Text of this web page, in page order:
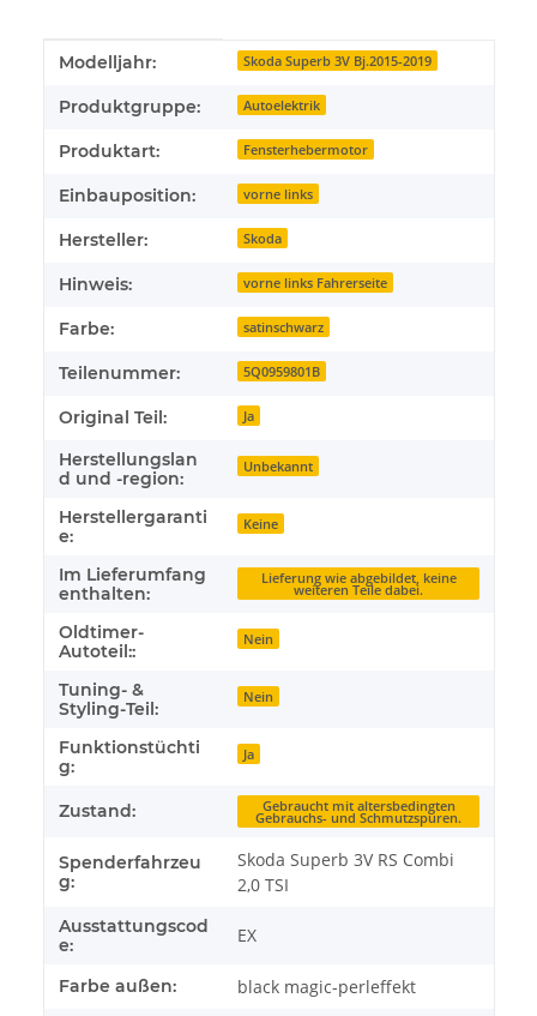
Produkteigenschaft
Wert
Modelljahr: Skoda Superb 3V Bj.2015-2019
Produktgruppe: Autoelektrik
Produktart: Fensterhebermotor
Einbauposition: vorne links
Hersteller: Skoda
Hinweis: vorne links Fahrerseite
Farbe: satinschwarz
Teilenummer: 5Q0959801B
Original Teil: Ja
Herstellungslan
d und -region:
Unbekannt
Herstellergaranti
e:
Keine
Im Lieferumfang
enthalten:
Lieferung wie abgebildet, keine
weiteren Teile dabei.
Oldtimer-
Autoteil::
Nein
Tuning- &
Styling-Teil:
Nein
Funktionstüchti
g:
Ja
Zustand: Gebraucht mit altersbedingten
Gebrauchs- und Schmutzspuren.
Spenderfahrzeu
g:
Skoda Superb 3V RS Combi
2,0 TSI
Ausstattungscod
e:
EX
Farbe außen: black magic-perleffekt